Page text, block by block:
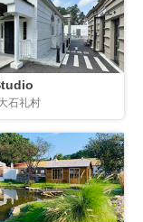
石礼村